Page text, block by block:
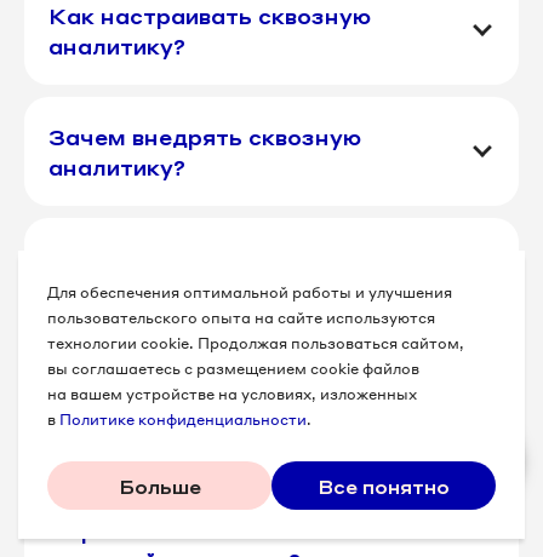
Для обеспечения оптимальной работы и улучшения
пользовательского опыта на сайте используются
технологии cookie. Продолжая пользоваться сайтом,
вы соглашаетесь с размещением cookie файлов
на вашем устройстве на условиях, изложенных
в Политике конфиденциальности.
Больше Все понятно
Как настраивать сквозную
аналитику?
Зачем внедрять сквозную
аналитику?
аналитики
Как происходит сбор и обработка
данных в сквозной аналитике?
Как проводить анализ